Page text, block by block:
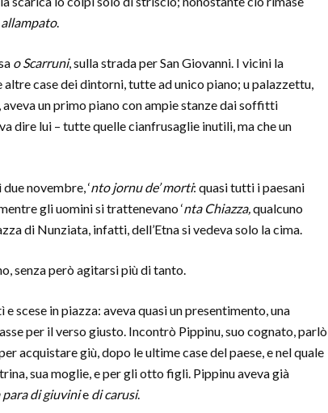
allampato.
o Scarruni, sulla strada per San Giovanni. I vicini la
case dei dintorni, tutte ad unico piano; u palazzettu,
un primo piano con ampie stanze dai soffitti
dire lui – tutte quelle cianfrusaglie inutili, ma che un
novembre, ‘nto jornu de’ morti: quasi tutti i paesani
gli uomini si trattenevano ‘nta Chiazza,qualcuno
di Nunziata, infatti, dell’Etna si vedeva solo la cima.
senza però agitarsi più di tanto.
scese in piazza: aveva quasi un presentimento, una
per il verso giusto. Incontrò Pippinu, suo cognato, parlò
acquistare giù, dopo le ultime case del paese, e nel quale
sua moglie, e per gli otto figli. Pippinu aveva già
para di giuvinie di carusi.